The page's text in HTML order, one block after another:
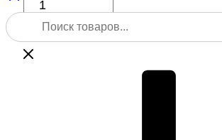
товара
Тахеометр
FX-
Поиск
товаров